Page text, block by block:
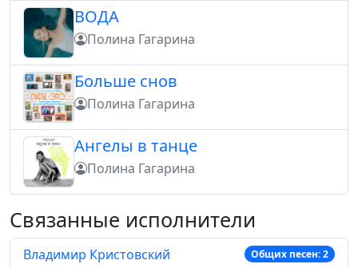
ВОДА
Полина Гагарина
Больше снов
Полина Гагарина
Ангелы в танце
Полина Гагарина
Связанные исполнители
Владимир Кристовский Общих песен: 2